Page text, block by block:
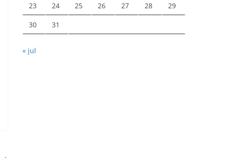
23 24 25 26 27 28 29
30 31
« jul